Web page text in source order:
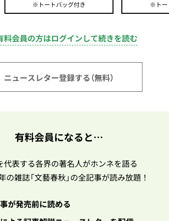
※トートバッグ付き
※トー
料会員の方はログインして続きを読む
ニュースレター登録する（無料）
有料会員になると…
代表する各界の著名人がホンネを語る
の雑誌「文藝春秋」の全記事が読み放題！
が発売前に読める